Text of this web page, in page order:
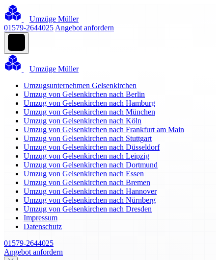
Umzüge Müller
01579-2644025 Angebot anfordern
Umzüge Müller
Umzugsunternehmen Gelsenkirchen
Umzug von Gelsenkirchen nach Berlin
Umzug von Gelsenkirchen nach Hamburg
Umzug von Gelsenkirchen nach München
Umzug von Gelsenkirchen nach Köln
Umzug von Gelsenkirchen nach Frankfurt am Main
Umzug von Gelsenkirchen nach Stuttgart
Umzug von Gelsenkirchen nach Düsseldorf
Umzug von Gelsenkirchen nach Leipzig
Umzug von Gelsenkirchen nach Dortmund
Umzug von Gelsenkirchen nach Essen
Umzug von Gelsenkirchen nach Bremen
Umzug von Gelsenkirchen nach Hannover
Umzug von Gelsenkirchen nach Nürnberg
Umzug von Gelsenkirchen nach Dresden
Impressum
Datenschutz
01579-2644025
Angebot anfordern